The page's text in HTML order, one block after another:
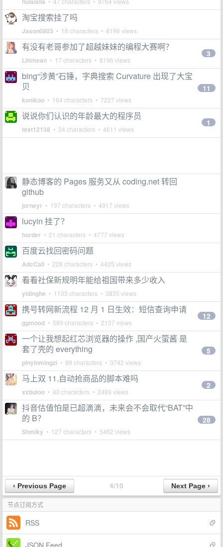
淘宝搜索挂了吗
Jason0803 • 18 characters • 8196 views
有没有老哥参加了超越妹妹的编程大赛啊？
Littmean • 17 characters • 8196 views
3
bing“涉黄”石锤，字典搜索 Curvature 出现了大宝
贝
konikoo • 164 characters • 7227 views
11
说说你们认识的年龄最大的程序员
test12138 • 34 characters • 4611 views
1
静态博客的 Pages 服务又从 coding.net 转回
github
jorneyr • 197 characters • 4917 views
lucyin 挂了？
horder • 21 characters • 4777 views
百度云找回密码问题
AdcCall • 228 characters • 4425 views
看看社保新规明年能给祖国带来多少收入
yidinghe • 1103 characters • 3835 views
携号转网新流程 12 月 1 日生效：短信查询申请
ggmood • 589 characters • 2137 views
12
一个让我想起红芯浏览器的操作 ,国产火萤酱 是
套了壳的 everything
pinyinmingzi • 99 characters • 3742 views
5
马上双 11.自动抢商品的脚本难吗
xxbutoo • 40 characters • 2489 views
2
抖音估值怕是已超滴滴，未来会不会取代“BAT”中
的 B？
Shmiky • 127 characters • 5462 views
28
4/10
节点订阅方式
RSS
JSON Feed